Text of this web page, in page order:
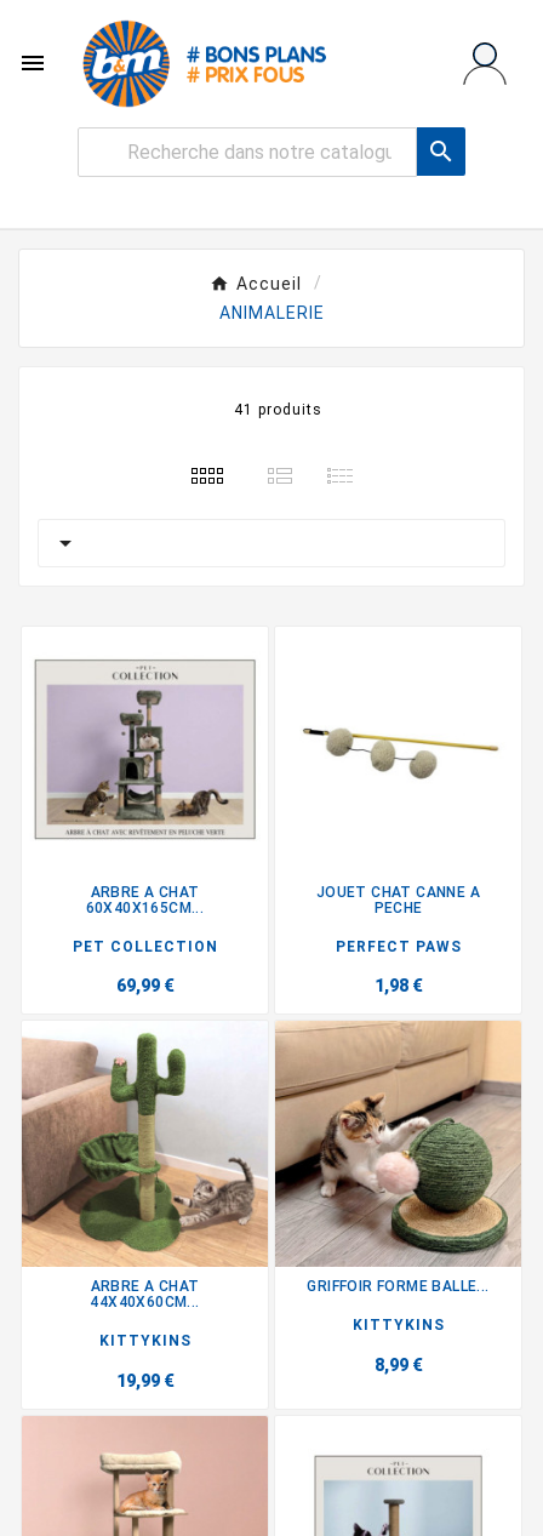


Accueil
ANIMALERIE
41 produits

ARBRE A CHAT
60X40X165CM...
PET COLLECTION
69,99 €
JOUET CHAT CANNE A
PECHE
PERFECT PAWS
1,98 €
ARBRE A CHAT
44X40X60CM...
KITTYKINS
19,99 €
GRIFFOIR FORME BALLE...
KITTYKINS
8,99 €